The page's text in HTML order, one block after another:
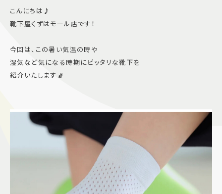
こんにちは♪
靴下屋くずはモール店です！
今回は、この暑い気温の時や
湿気など気になる時期にピッタリな靴下を
紹介いたします🧦